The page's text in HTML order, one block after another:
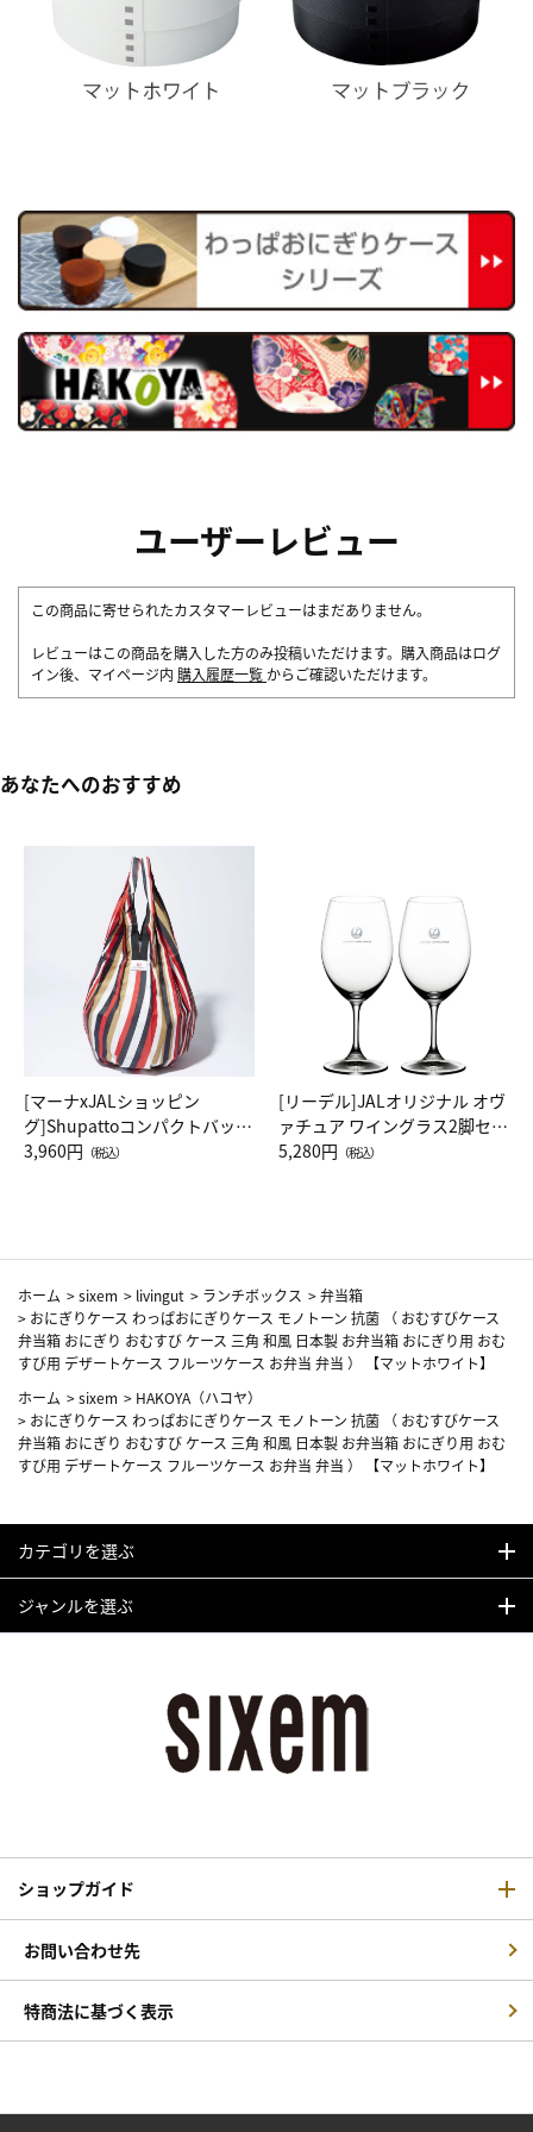
ユーザーレビュー
この商品に寄せられたカスタマーレビューはまだありません。
レビューはこの商品を購入した方のみ投稿いただけます。購入商品はログ
イン後、マイページ内 購入履歴一覧 からご確認いただけます。
あなたへのおすすめ
[マーナxJALショッピン
グ]Shupattoコンパクトバッグ
Drop JAL客室乗務員（LC）ス
3,960円 （税込）
[リーデル]JALオリジナル オヴ
ァチュア ワイングラス2脚セッ
ト（レッドワイン）
5,280円 （税込）
ホーム >sixem > livingut > ランチボックス >弁当箱
> おにぎりケース わっぱおにぎりケース モノトーン 抗菌 （ おむすびケース
弁当箱 おにぎり おむすび ケース 三角 和風 日本製 お弁当箱 おにぎり用 おむ
すび用 デザートケース フルーツケース お弁当 弁当 ） 【マットホワイト】
ホーム >sixem > HAKOYA（ハコヤ）
> おにぎりケース わっぱおにぎりケース モノトーン 抗菌 （ おむすびケース
弁当箱 おにぎり おむすび ケース 三角 和風 日本製 お弁当箱 おにぎり用 おむ
すび用 デザートケース フルーツケース お弁当 弁当 ） 【マットホワイト】
カテゴリを選ぶ
ジャンルを選ぶ
ショップガイド
お問い合わせ先
特商法に基づく表示